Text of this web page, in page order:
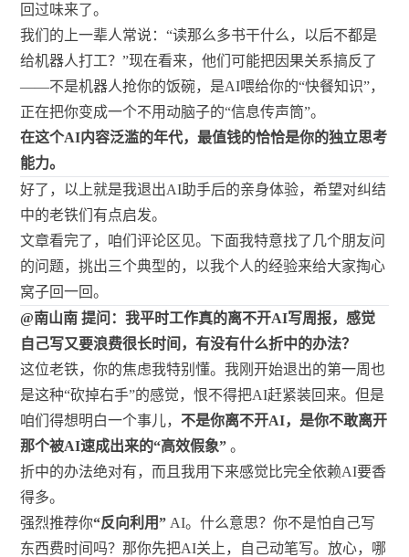
回过味来了。
我们的上一辈人常说：“读那么多书干什么，以后不都是
给机器人打工？”现在看来，他们可能把因果关系搞反了
——不是机器人抢你的饭碗，是AI喂给你的“快餐知识”，
正在把你变成一个不用动脑子的“信息传声筒”。
在这个AI内容泛滥的年代，最值钱的恰恰是你的独立思考
能力。
好了，以上就是我退出AI助手后的亲身体验，希望对纠结
中的老铁们有点启发。
文章看完了，咱们评论区见。下面我特意找了几个朋友问
的问题，挑出三个典型的，以我个人的经验来给大家掏心
窝子回一回。
@南山南 提问：我平时工作真的离不开AI写周报，感觉
自己写又要浪费很长时间，有没有什么折中的办法？
这位老铁，你的焦虑我特别懂。我刚开始退出的第一周也
是这种“砍掉右手”的感觉，恨不得把AI赶紧装回来。但是
咱们得想明白一个事儿，不是你离不开AI，是你不敢离开
那个被AI速成出来的“高效假象” 。
折中的办法绝对有，而且我用下来感觉比完全依赖AI要香
得多。
强烈推荐你“反向利用” AI。什么意思？你不是怕自己写
东西费时间吗？那你先把AI关上，自己动笔写。放心，哪